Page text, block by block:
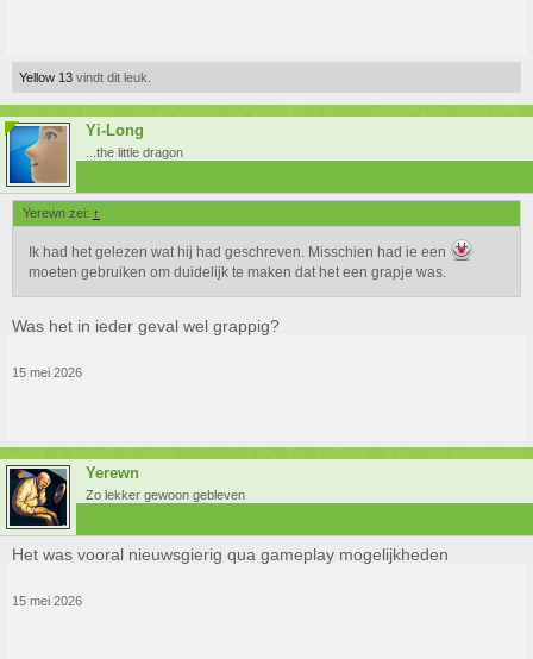
Yellow 13 vindt dit leuk.
Yi-Long
...the little dragon
Yerewn zei: ↑
Ik had het gelezen wat hij had geschreven. Misschien had ie een
moeten gebruiken om duidelijk te maken dat het een grapje was.
Was het in ieder geval wel grappig?
15 mei 2026
Yerewn
Zo lekker gewoon gebleven
Het was vooral nieuwsgierig qua gameplay mogelijkheden
15 mei 2026